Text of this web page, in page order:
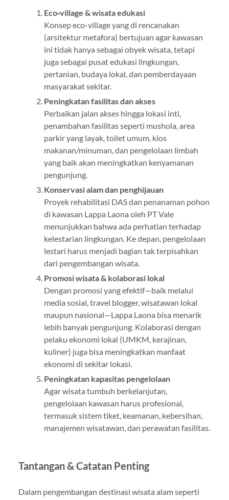
Eco‑village & wisata edukasi
Konsep eco-village yang di rencanakan
(arsitektur metafora) bertujuan agar kawasan
ini tidak hanya sebagai obyek wisata, tetapi
juga sebagai pusat edukasi lingkungan,
pertanian, budaya lokal, dan pemberdayaan
masyarakat sekitar.
Peningkatan fasilitas dan akses
Perbaikan jalan akses hingga lokasi inti,
penambahan fasilitas seperti mushola, area
parkir yang layak, toilet umum, kios
makanan/minuman, dan pengelolaan limbah
yang baik akan meningkatkan kenyamanan
pengunjung.
Konservasi alam dan penghijauan
Proyek rehabilitasi DAS dan penanaman pohon
di kawasan Lappa Laona oleh PT Vale
menunjukkan bahwa ada perhatian terhadap
kelestarian lingkungan. Ke depan, pengelolaan
lestari harus menjadi bagian tak terpisahkan
dari pengembangan wisata.
Promosi wisata & kolaborasi lokal
Dengan promosi yang efektif—baik melalui
media sosial, travel blogger, wisatawan lokal
maupun nasional—Lappa Laona bisa menarik
lebih banyak pengunjung. Kolaborasi dengan
pelaku ekonomi lokal (UMKM, kerajinan,
kuliner) juga bisa meningkatkan manfaat
ekonomi di sekitar lokasi.
Peningkatan kapasitas pengelolaan
Agar wisata tumbuh berkelanjutan,
pengelolaan kawasan harus profesional,
termasuk sistem tiket, keamanan, kebersihan,
manajemen wisatawan, dan perawatan fasilitas.
Tantangan & Catatan Penting
Dalam pengembangan destinasi wisata alam seperti